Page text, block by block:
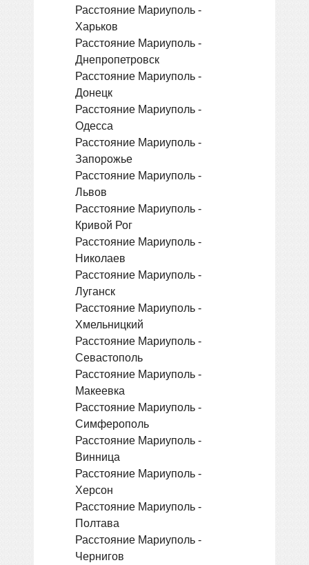
Расстояние Мариуполь -
Харьков
Расстояние Мариуполь -
Днепропетровск
Расстояние Мариуполь -
Донецк
Расстояние Мариуполь -
Одесса
Расстояние Мариуполь -
Запорожье
Расстояние Мариуполь -
Львов
Расстояние Мариуполь -
Кривой Рог
Расстояние Мариуполь -
Николаев
Расстояние Мариуполь -
Луганск
Расстояние Мариуполь -
Хмельницкий
Расстояние Мариуполь -
Севастополь
Расстояние Мариуполь -
Макеевка
Расстояние Мариуполь -
Симферополь
Расстояние Мариуполь -
Винница
Расстояние Мариуполь -
Херсон
Расстояние Мариуполь -
Полтава
Расстояние Мариуполь -
Чернигов